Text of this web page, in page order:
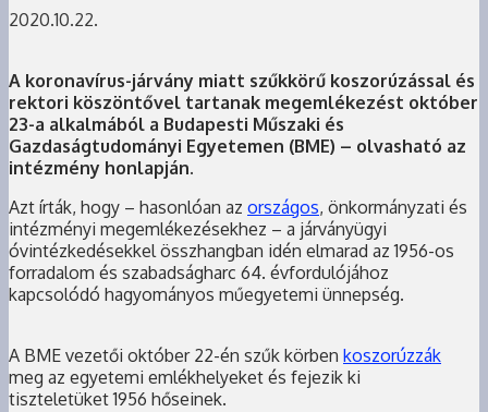
2020.10.22.
A koronavírus-járvány miatt szűkkörű koszorúzással és
rektori köszöntővel tartanak megemlékezést október
23-a alkalmából a Budapesti Műszaki és
Gazdaságtudományi Egyetemen (BME) – olvasható az
intézmény honlapján.
Azt írták, hogy – hasonlóan az országos, önkormányzati és
intézményi megemlékezésekhez – a járványügyi
óvintézkedésekkel összhangban idén elmarad az 1956-os
forradalom és szabadságharc 64. évfordulójához
kapcsolódó hagyományos műegyetemi ünnepség.
A BME vezetői október 22-én szűk körben koszorúzzák
meg az egyetemi emlékhelyeket és fejezik ki
tiszteletüket 1956 hőseinek.